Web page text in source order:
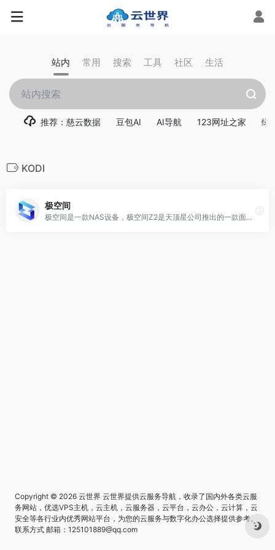
站内 常用 搜索 工具 社区 生活
推荐：慈云数据 豆包AI AI导航 123网址之家 绿
KODI
极空间
极空间是一款NAS设备，极空间Z2是天顶星公司推出的一款面向个人和家庭的私有云产品。服务涵盖相册备份、文件备份、资源下载、文件管理、影视剧下载、极影视影视削刮器、音乐播放、视频播放、网盘备份等。极空间是移动硬盘、磁盘阵列等其他存储设备的替代者。
Copyright © 2026 云世界 云世界提供云服务导航，收录了国内外各类云服
务网站，优选VPS主机，云主机，云服务器，云平台，云办公，云计算，云
安全等各行业内优秀网站平台，为您的云服务与数字化办公选择提供参考。
联系方式 邮箱：125101889@qq.com